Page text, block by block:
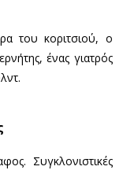
του κοριτσιού, ο
ένας γιατρός
Συγκλονιστικές